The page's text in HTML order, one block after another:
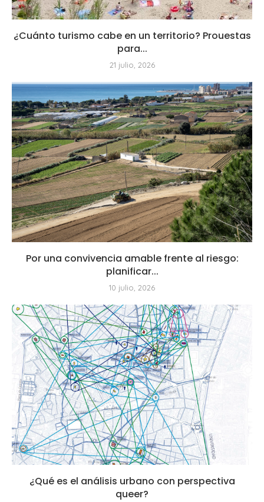
¿Cuánto turismo cabe en un territorio? Prouestas
para...
21 julio, 2026
Por una convivencia amable frente al riesgo:
planificar...
10 julio, 2026
¿Qué es el análisis urbano con perspectiva
queer?